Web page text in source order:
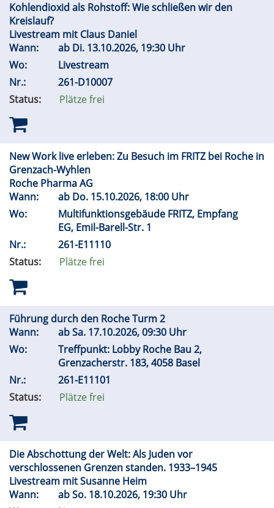
Kohlendioxid als Rohstoff: Wie schließen wir den
Kreislauf?
Livestream mit Claus Daniel
Wann:
ab Di. 13.10.2026, 19:30 Uhr
Wo:
Livestream
Nr.:
261-D10007
Status:
Plätze frei
New Work live erleben: Zu Besuch im FRITZ bei Roche in
Grenzach-Wyhlen
Roche Pharma AG
Wann:
ab Do. 15.10.2026, 18:00 Uhr
Wo:
Multifunktionsgebäude FRITZ, Empfang
EG, Emil-Barell-Str. 1
Nr.:
261-E11110
Status:
Plätze frei
Führung durch den Roche Turm 2
Wann:
abSa. 17.10.2026, 09:30 Uhr
Wo:
Treffpunkt: Lobby Roche Bau 2,
Grenzacherstr. 183, 4058 Basel
Nr.:
261-E11101
Status:
Plätze frei
Die Abschottung der Welt: Als Juden vor
verschlossenen Grenzen standen. 1933–1945
Livestream mit Susanne Heim
Wann:
abSo. 18.10.2026, 19:30 Uhr